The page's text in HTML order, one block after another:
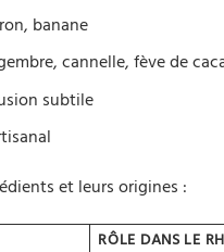
banane
cannelle, fève de
subtile
et leurs origines :
RÔLE DANS LE